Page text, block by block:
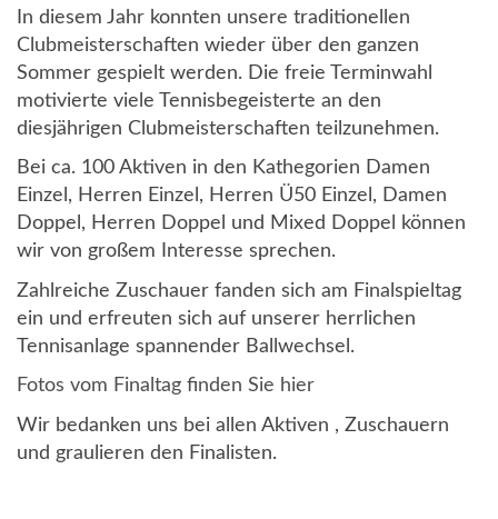
In diesem Jahr konnten unsere traditionellen
Clubmeisterschaften wieder über den ganzen
Sommer gespielt werden. Die freie Terminwahl
motivierte viele Tennisbegeisterte an den
diesjährigen Clubmeisterschaften teilzunehmen.
Bei ca. 100 Aktiven in den Kathegorien Damen
Einzel, Herren Einzel, Herren Ü50 Einzel, Damen
Doppel, Herren Doppel und Mixed Doppel können
wir von großem Interesse sprechen.
Zahlreiche Zuschauer fanden sich am Finalspieltag
ein und erfreuten sich auf unserer herrlichen
Tennisanlage spannender Ballwechsel.
Fotos vom Finaltag finden Sie hier
Wir bedanken uns bei allen Aktiven , Zuschauern
und graulieren den Finalisten.